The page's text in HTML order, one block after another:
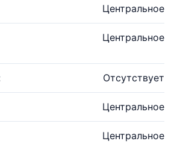
Центральное
Центральное
Отсутствует
Центральное
Центральное